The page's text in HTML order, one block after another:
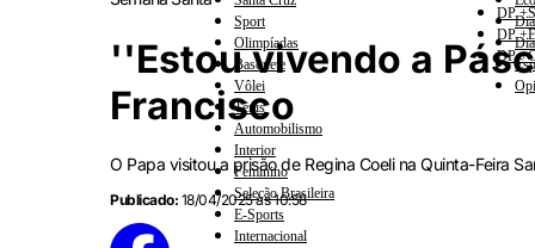
Sport
Olimpíadas
Basquete
Vôlei
Tênis
Automobilismo
Interior
Feminino
Seleção Brasileira
E-Sports
Internacional
DP
DP
DP
''Estou vivendo a
Francisco
O Papa visitou a prisão de Regina Coeli na Quinta-Feira
Publicado: 18/04/2025 às 10:58